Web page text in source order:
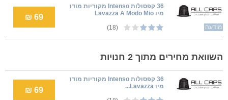
מודעה
36 קפסולות Intenso מקוריות מודו
מיו Lavazza A Modo Mio
(18)
69 ₪
השוואת מחירים מתוך 2 חנויות
36 קפסולות Intenso מקוריות מודו
מיו Lavazza...
69 ₪